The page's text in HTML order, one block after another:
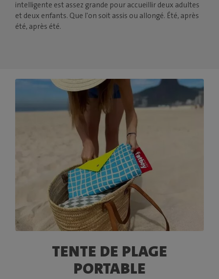
intelligente est assez grande pour accueillir deux adultes
et deux enfants. Que l'on soit assis ou allongé. Été, après
été, après été.
TENTE DE PLAGE
PORTABLE